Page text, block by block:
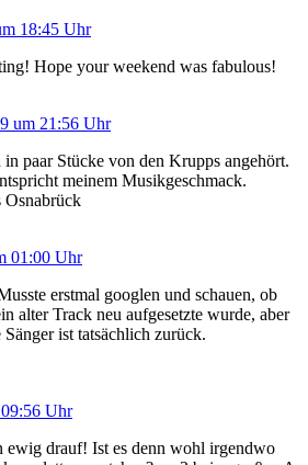
18:45 Uhr
Hope your weekend was fabulous!
um 21:56 Uhr
paar Stücke von den Krupps angehört.
meinem Musikgeschmack.
Osnabrück
01:00 Uhr
erstmal googlen und schauen, ob
alter Track neu aufgesetzte wurde, aber
ist tatsächlich zurück.
Uhr
ewig drauf! Ist es denn wohl irgendwo